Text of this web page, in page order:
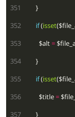
351
      }
352
if (isset
353
        $alt
=
354
      }
355
if (isset
356
        $title
=